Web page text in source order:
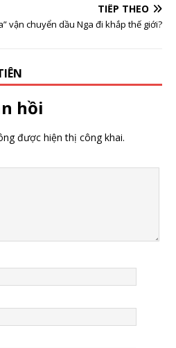
TIẾP THEO
vận chuyển dầu Nga đi khắp thế giới?
hồi
được hiện thị công khai.